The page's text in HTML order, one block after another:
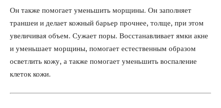
Он также помогает уменьшить морщины. Он заполняет
траншеи и делает кожный барьер прочнее, толще, при этом
увеличивая объем. Сужает поры. Восстанавливает ямки акне
и уменьшает морщины, помогает естественным образом
осветлить кожу, а также помогает уменьшить воспаление
клеток кожи.